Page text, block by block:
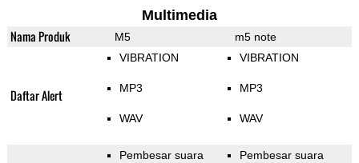
Multimedia
Nama Produk M5 m5 note
Daftar Alert
VIBRATION
MP3
WAV
VIBRATION
MP3
WAV
Pembesar suara Pembesar suara